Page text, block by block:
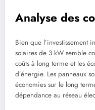
Analyse des
Bien que l’investissement
solaires de 3 kW semble
coûts à long terme et les
d’énergie. Les panneaux
économies sur le long
dépendance au réseau